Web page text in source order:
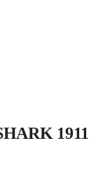
1911